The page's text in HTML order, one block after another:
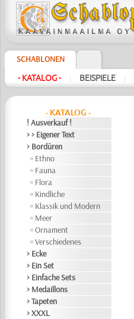
SCHABLONEN
- KATALOG - | BEISPIELE |
- KATALOG -
! Ausverkauf !
> > Eigener Text
> Bordüren
Ethno
Fauna
Flora
Kindliche
Klassik und Modern
Meer
Ornament
Verschiedenes
> Ecke
> Ein Set
> Einfache Sets
> Medaillons
> Tapeten
> XXXL